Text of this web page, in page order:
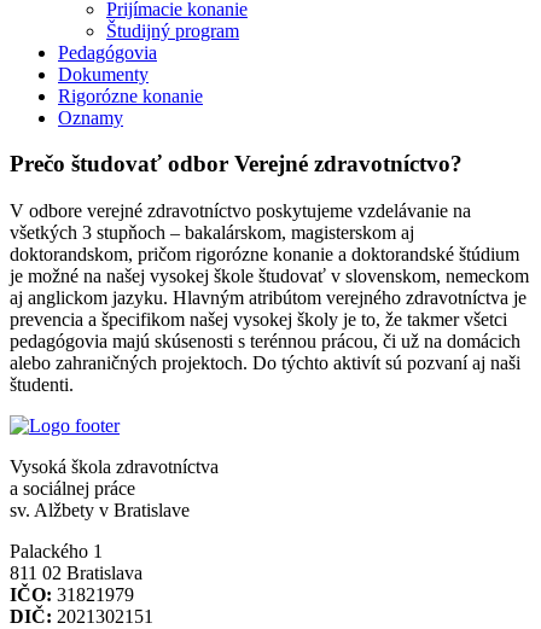
Prijímacie konanie
Študijný program
Pedagógovia
Dokumenty
Rigorózne konanie
Oznamy
Prečo študovať odbor Verejné zdravotníctvo?
V odbore verejné zdravotníctvo poskytujeme vzdelávanie na
všetkých 3 stupňoch – bakalárskom, magisterskom aj
doktorandskom, pričom rigorózne konanie a doktorandské štúdium
je možné na našej vysokej škole študovať v slovenskom, nemeckom
aj anglickom jazyku. Hlavným atribútom verejného zdravotníctva je
prevencia a špecifikom našej vysokej školy je to, že takmer všetci
pedagógovia majú skúsenosti s terénnou prácou, či už na domácich
alebo zahraničných projektoch. Do týchto aktivít sú pozvaní aj naši
študenti.
Vysoká škola zdravotníctva
a sociálnej práce
sv. Alžbety v Bratislave
Palackého 1
811 02 Bratislava
IČO: 31821979
DIČ: 2021302151